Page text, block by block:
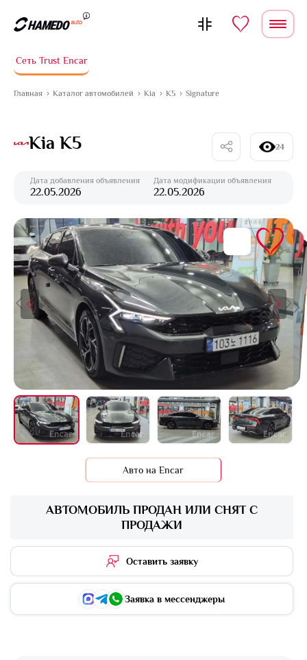
Сеть Trust Encar
Главная Каталог автомобилей Kia K5 Signature
Kia K5 24
Дата добавления объявления
22.05.2026
Дата модификации объявления
22.05.2026
АВТОМОБИЛЬ ПРОДАН ИЛИ СНЯТ С
ПРОДАЖИ
Оставить заявку
Заявка в мессенджеры
Авто на Encar